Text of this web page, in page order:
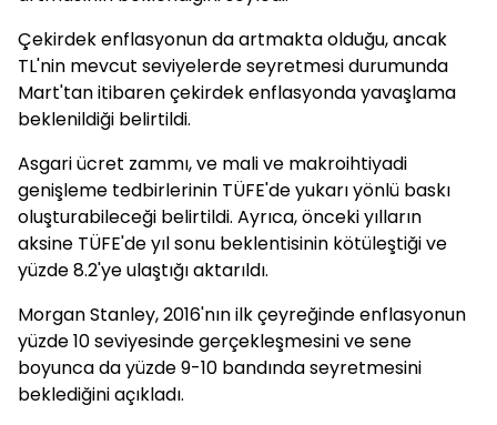
Çekirdek enflasyonun da artmakta olduğu, ancak
TL'nin mevcut seviyelerde seyretmesi durumunda
Mart'tan itibaren çekirdek enflasyonda yavaşlama
beklenildiği belirtildi.
Asgari ücret zammı, ve mali ve makroihtiyadi
genişleme tedbirlerinin TÜFE'de yukarı yönlü baskı
oluşturabileceği belirtildi. Ayrıca, önceki yılların
aksine TÜFE'de yıl sonu beklentisinin kötüleştiği ve
yüzde 8.2'ye ulaştığı aktarıldı.
Morgan Stanley, 2016'nın ilk çeyreğinde enflasyonun
yüzde 10 seviyesinde gerçekleşmesini ve sene
boyunca da yüzde 9-10 bandında seyretmesini
beklediğini açıkladı.